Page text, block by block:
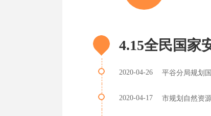
4.15全民国家
2020-04-26 平谷分局规划
2020-04-17 市规划自然资